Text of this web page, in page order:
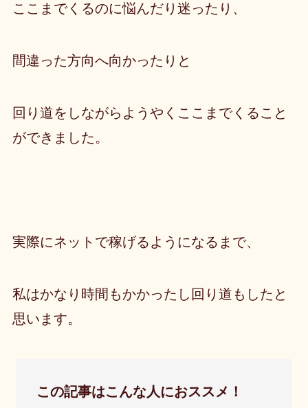
ここまでくるのに悩んだり迷ったり、
間違った方向へ向かったりと
回り道をしながらようやくここまでくること
ができました。
実際にネットで稼げるようになるまで、
私はかなり時間もかかったし回り道もしたと
思います。
この記事はこんな人におススメ！